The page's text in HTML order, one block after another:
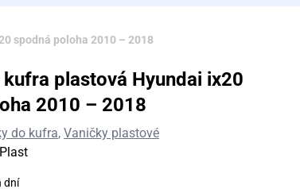
spodná poloha 2010 – 2018
plastová Hyundai ix20
2010 – 2018
do kufra, Vaničky plastové
dní